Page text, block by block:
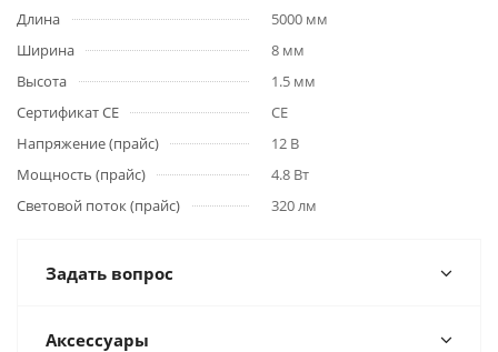
Длина
5000 мм
Ширина
8 мм
Высота
1.5 мм
Сертификат CE
CE
Напряжение (прайс)
12 В
Мощность (прайс)
4.8 Вт
Световой поток (прайс)
320 лм
Задать вопрос
Аксессуары